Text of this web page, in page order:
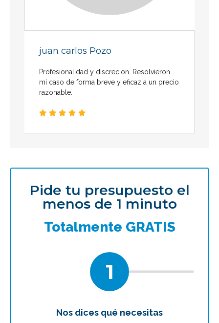
juan carlos Pozo
Profesionalidad y discrecion. Resolvieron
mi caso de forma breve y eficaz a un precio
razonable.
    
Pide tu presupuesto el
menos de 1 minuto
Totalmente GRATIS
1
Nos dices qué necesitas